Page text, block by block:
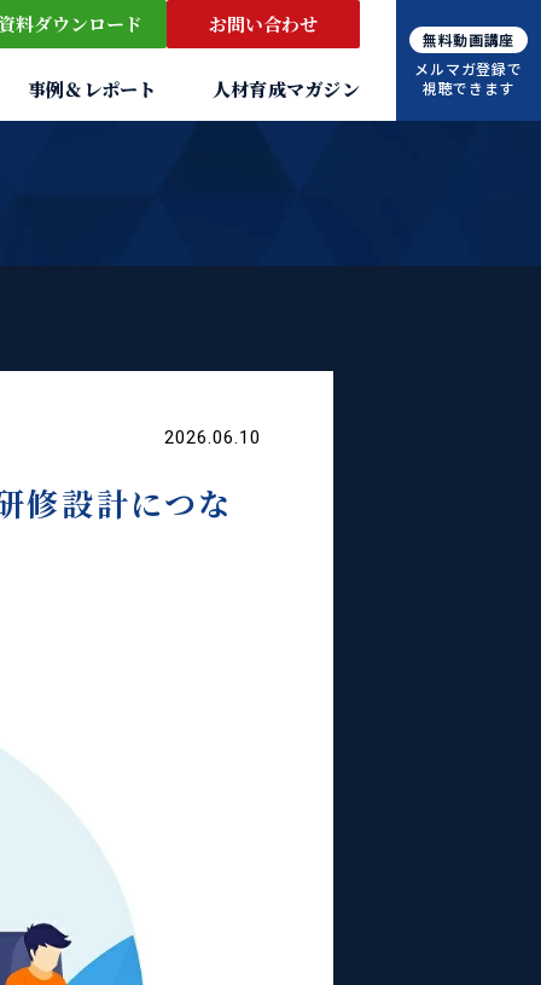
事例＆レポート 人材育成マガジン
料ダウンロード お問い合わせ
無料動画講座
メルマガ登録で
視聴できます
2026.06.10
修設計につな